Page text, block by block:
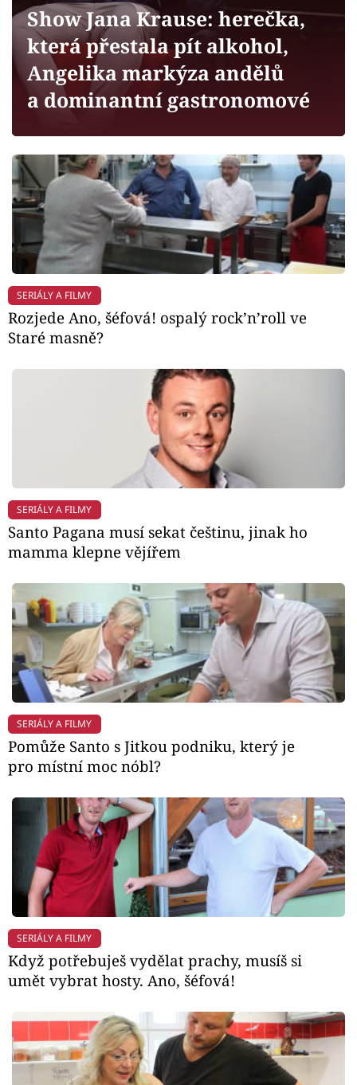
Sledujte prima+
Filmový festival Karlovy Vary
Mámy sobě
Přihlášení
Sledujte nás
Show Jana Krause: herečka,
která přestala pít alkohol,
Angelika markýza andělů
a dominantní gastronomové
SERIÁLY A FILMY
Rozjede Ano, šéfová! ospalý rock’n’roll ve
Staré masně?
SERIÁLY A FILMY
Santo Pagana musí sekat češtinu, jinak ho
mamma klepne vějířem
SERIÁLY A FILMY
Pomůže Santo s Jitkou podniku, který je
pro místní moc nóbl?
SERIÁLY A FILMY
Když potřebuješ vydělat prachy, musíš si
umět vybrat hosty. Ano, šéfová!